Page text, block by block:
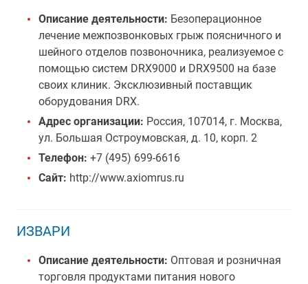
Описание деятельности: Безоперационное
лечение межпозвонковых грыж поясничного и
шейного отделов позвоночника, реализуемое с
помощью систем DRX9000 и DRX9500 на базе
своих клиник. Эксклюзивный поставщик
оборудования DRX.
Адрес организации: Россия, 107014, г. Москва,
ул. Большая Остроумовская, д. 10, корп. 2
Телефон: +7 (495) 699-6616
Сайт: http://www.axiomrus.ru
ИЗВАРИ
Описание деятельности: Оптовая и розничная
торговля продуктами питания нового